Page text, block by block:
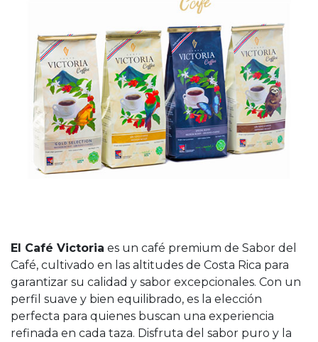
El Café Victoria es un café premium de Sabor del
Café, cultivado en las altitudes de Costa Rica para
garantizar su calidad y sabor excepcionales. Con un
perfil suave y bien equilibrado, es la elección
perfecta para quienes buscan una experiencia
refinada en cada taza. Disfruta del sabor puro y la